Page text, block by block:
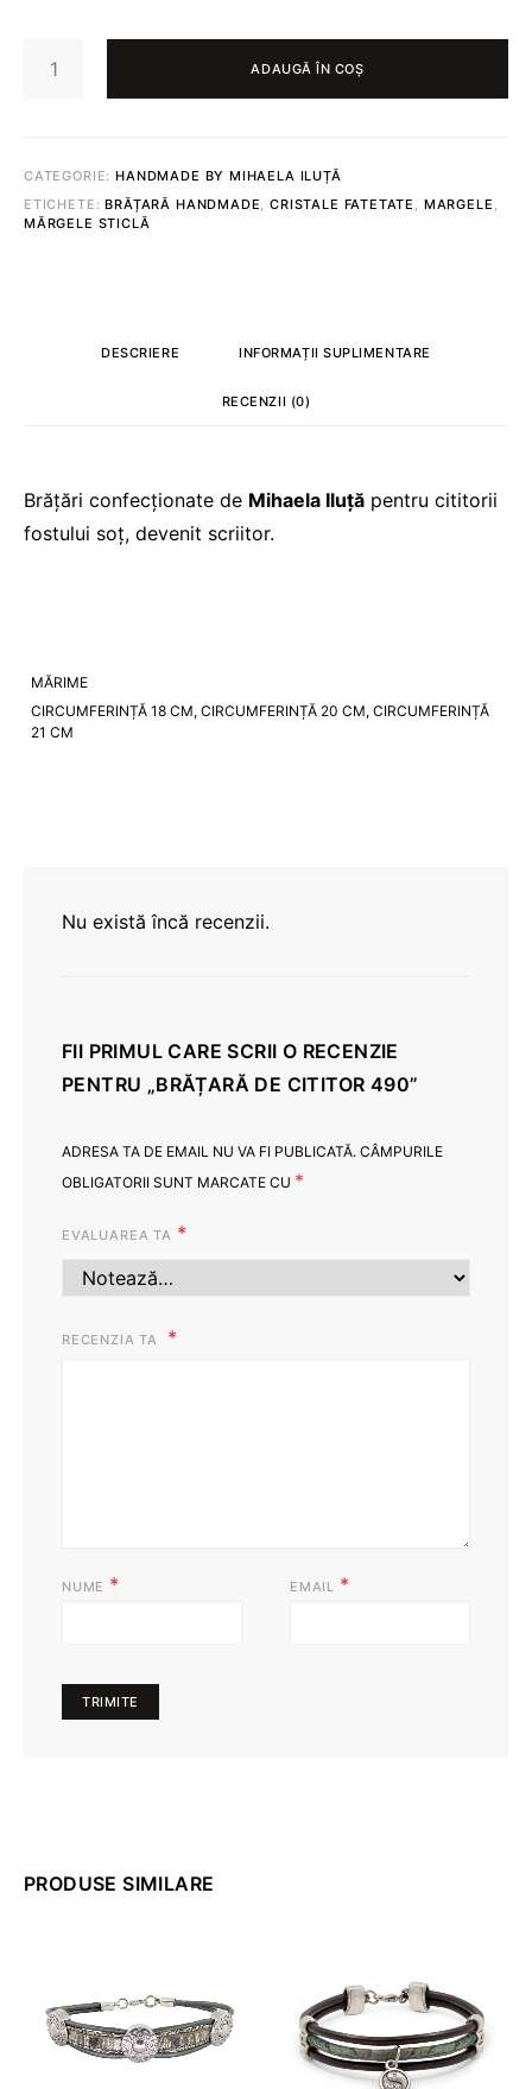
BRĂȚARĂ
ADAUGĂ ÎN COȘ
CATEGORIE:HANDMADE BY MIHAELA ILUȚĂ
ETICHETE:BRĂȚARĂ HANDMADE,CRISTALE FATETATE , MARGELE ,
MĂRGELE STICLĂ
DESCRIERE INFORMAȚII SUPLIMENTARE
RECENZII (0)
Brățări confecționate de Mihaela Iluță pentru cititorii
fostului soț, devenit scriitor.
MĂRIME
CIRCUMFERINȚĂ 18 CM, CIRCUMFERINȚĂ 20 CM, CIRCUMFERINȚĂ
21 CM
Nu există încă recenzii.
FII PRIMUL CARE SCRII O RECENZIE
PENTRU „BRĂȚARĂ DE CITITOR 490”
ADRESA TA DE EMAIL NU VA FI PUBLICATĂ. CÂMPURILE
OBLIGATORII SUNT MARCATE CU *
EVALUAREA TA *
RECENZIA TA
NUME * EMAIL *
PRODUSE SIMILARE